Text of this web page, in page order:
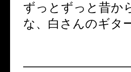
ずっとずっと昔か
な、白さんのギタ